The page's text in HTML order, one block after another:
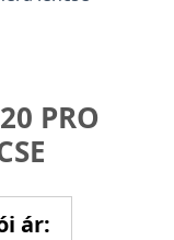
PRO
ár: